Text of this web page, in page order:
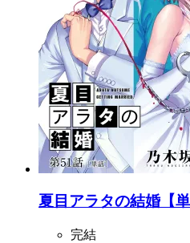
夏目アラタの結婚【
完結